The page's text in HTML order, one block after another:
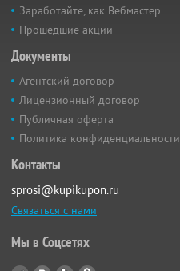
Заработайте, как Вебмастер
Прошедшие акции
Документы
Агентский договор
Лицензионный договор
Публичная оферта
Политика конфиденциальности
Контакты
sprosi@kupikupon.ru
Связаться с нами
Мы в Соцсетях